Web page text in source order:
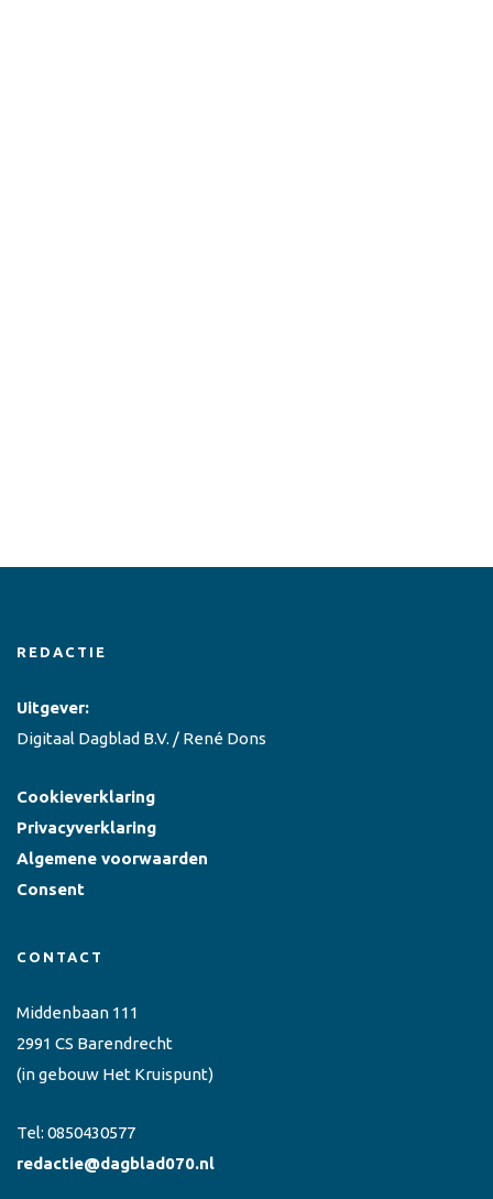
REDACTIE
Uitgever:
Digitaal Dagblad B.V. / René Dons
Cookieverklaring
Privacyverklaring
Algemene voorwaarden
Consent
CONTACT
Middenbaan 111
2991 CS Barendrecht
(in gebouw Het Kruispunt)
Tel: 0850430577
redactie@dagblad070.nl